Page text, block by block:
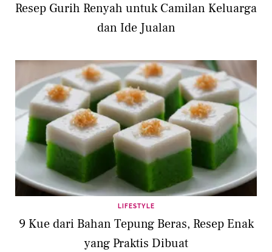
Resep Gurih Renyah untuk Camilan Keluarga
dan Ide Jualan
LIFESTYLE
9 Kue dari Bahan Tepung Beras, Resep Enak
yang Praktis Dibuat